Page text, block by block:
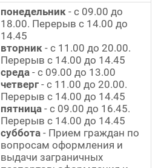
понедельник - с 09.00 до
18.00. Перерыв с 14.00 до
14.45
вторник - с 11.00 до 20.00.
Перерыв с 14.00 до 14.45
среда - с 09.00 до 13.00
четверг - с 11.00 до 20.00.
Перерыв с 14.00 до 14.45
пятница - с 09.00 до 16.45.
Перерыв с 14.00 до 14.45
суббота - Прием граждан по
вопросам оформления и
выдачи заграничных